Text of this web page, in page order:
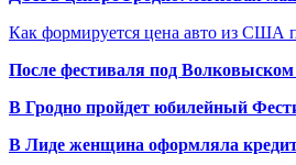
Как формируется цена авто из США
После фестиваля под
В Гродно пройдет юбилейный
В Лиде женщина оформляла